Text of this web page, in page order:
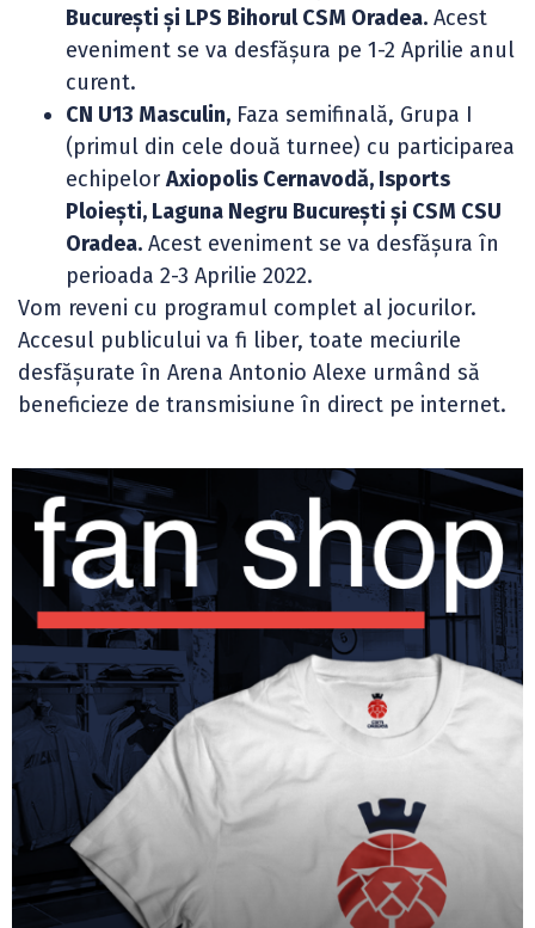
București și LPS Bihorul CSM Oradea. Acest
eveniment se va desfășura pe 1-2 Aprilie anul
curent.
CN U13 Masculin, Faza semifinală, Grupa I
(primul din cele două turnee) cu participarea
echipelor Axiopolis Cernavodă, Isports
Ploiești, Laguna Negru București și CSM CSU
Oradea. Acest eveniment se va desfășura în
perioada 2-3 Aprilie 2022.
Vom reveni cu programul complet al jocurilor.
Accesul publicului va fi liber, toate meciurile
desfășurate în Arena Antonio Alexe urmând să
beneficieze de transmisiune în direct pe internet.